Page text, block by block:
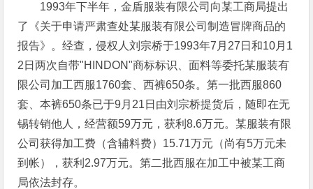
1993年下半年，金盾服装有限公司向某工商局提出
了《关于申请严肃查处某服装有限公司制造冒牌商品的
报告》。经查，侵权人刘宗桥于1993年7月27日和10月1
2日两次自带"HINDON"商标标识、面料等委托某服装有
限公司加工西服1760套、西裤650条。第一批西服860
套、本裤650条已于9月21日由刘宗桥提货后，随即在无
锡转销他人，经营额59万元，获利8.6万元。某服装有限
公司获得加工费（含辅料费）15.71万元（尚有5万元未
到帐），获利2.97万元。第二批西服在加工中被某工商
局依法封存。